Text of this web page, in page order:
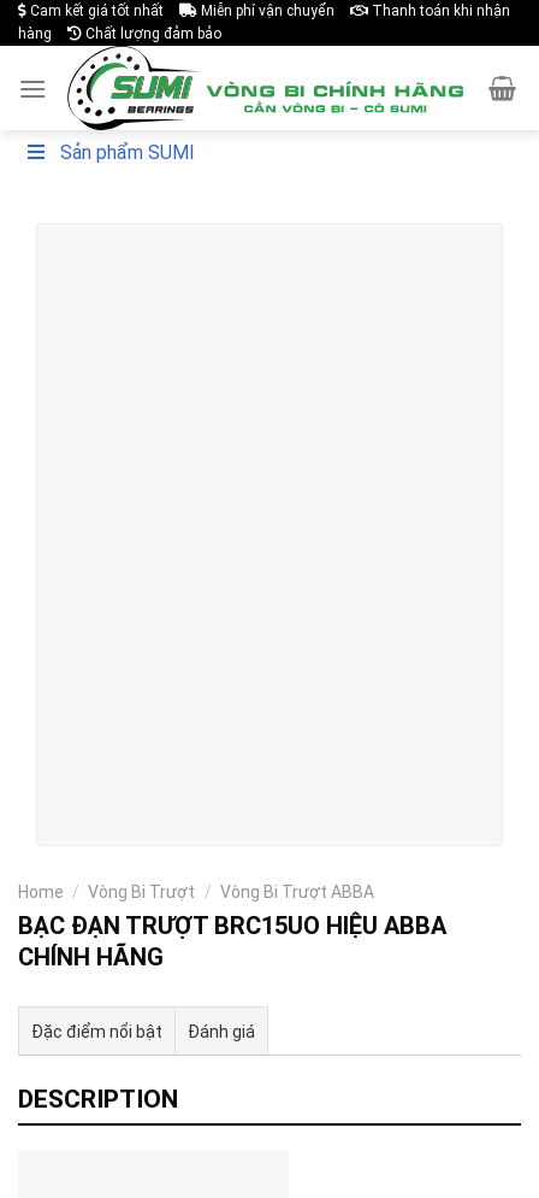
Skip
to
content
Cam kết giá tốt nhất Miễn phí vận chuyển
Thanh toán khi nhận
hàng
Chất lượng đảm bảo
Sản phẩm SUMI
Home / Vòng Bi Trượt / Vòng Bi Trượt ABBA
BẠC ĐẠN TRƯỢT BRC15UO HIỆU ABBA
CHÍNH HÃNG
Đặc điểm nổi bật Đánh giá
DESCRIPTION